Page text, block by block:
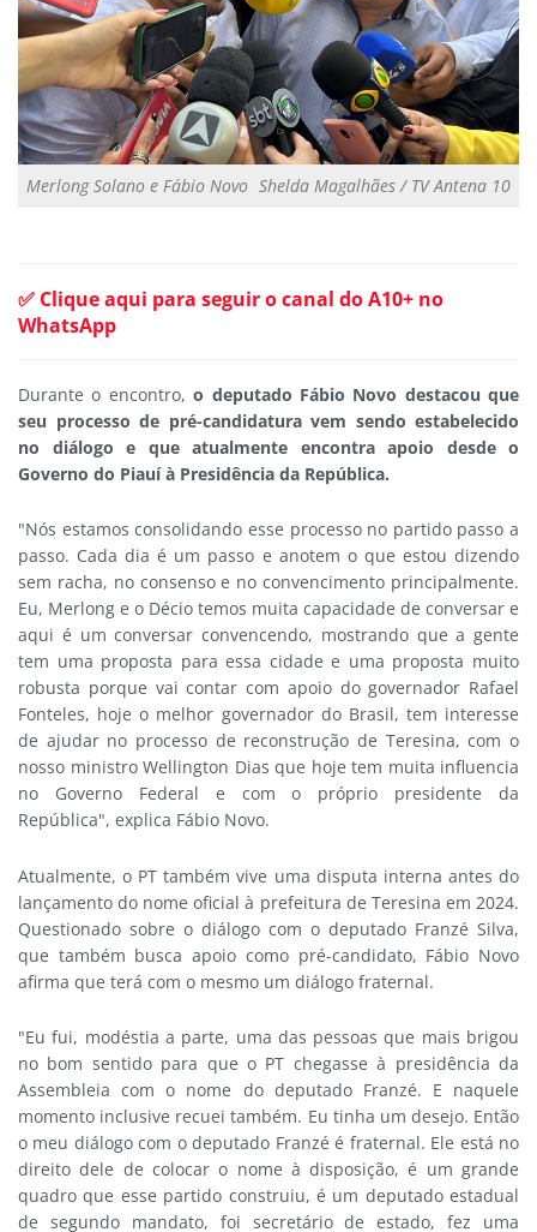
Merlong Solano e Fábio Novo Shelda Magalhães / TV Antena 10
✅ Clique aqui para seguir o canal do A10+ no
WhatsApp
Durante o encontro,o deputado Fábio Novo destacou que
seu processo de pré-candidatura vem sendo estabelecido
no diálogo e que atualmente encontra apoio desde o
Governo do Piauí à Presidência da República.
"Nós estamos consolidando esse processo no partido passo a
passo. Cada dia é um passo e anotem o que estou dizendo
sem racha, no consenso e no convencimento principalmente.
Eu, Merlong e o Décio temos muita capacidade de conversar e
aqui é um conversar convencendo, mostrando que a gente
tem uma proposta para essa cidade e uma proposta muito
robusta porque vai contar com apoio do governador Rafael
Fonteles, hoje o melhor governador do Brasil, tem interesse
de ajudar no processo de reconstrução de Teresina, com o
nosso ministro Wellington Dias que hoje tem muita influencia
no Governo Federal e com o próprio presidente da
República", explica Fábio Novo.
Atualmente, o PT também vive uma disputa interna antes do
lançamento do nome oficial à prefeitura de Teresina em 2024.
Questionado sobre o diálogo com o deputado Franzé Silva,
que também busca apoio como pré-candidato, Fábio Novo
afirma que terá com o mesmo um diálogo fraternal.
"Eu fui, modéstia a parte, uma das pessoas que mais brigou
no bom sentido para que o PT chegasse à presidência da
Assembleia com o nome do deputado Franzé. E naquele
momento inclusive recuei também. Eu tinha um desejo. Então
o meu diálogo com o deputado Franzé é fraternal. Ele está no
direito dele de colocar o nome à disposição, é um grande
quadro que esse partido construiu, é um deputado estadual
de segundo mandato, foi secretário de estado, fez uma